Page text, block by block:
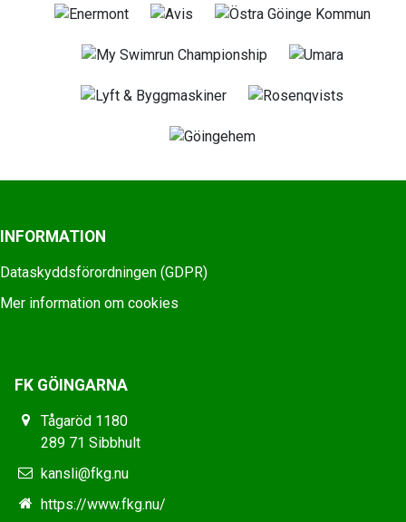
INFORMATION
Dataskyddsförordningen (GDPR)
Mer information om cookies
FK GÖINGARNA
Tågaröd 1180
289 71 Sibbhult
kansli@fkg.nu
https://www.fkg.nu/